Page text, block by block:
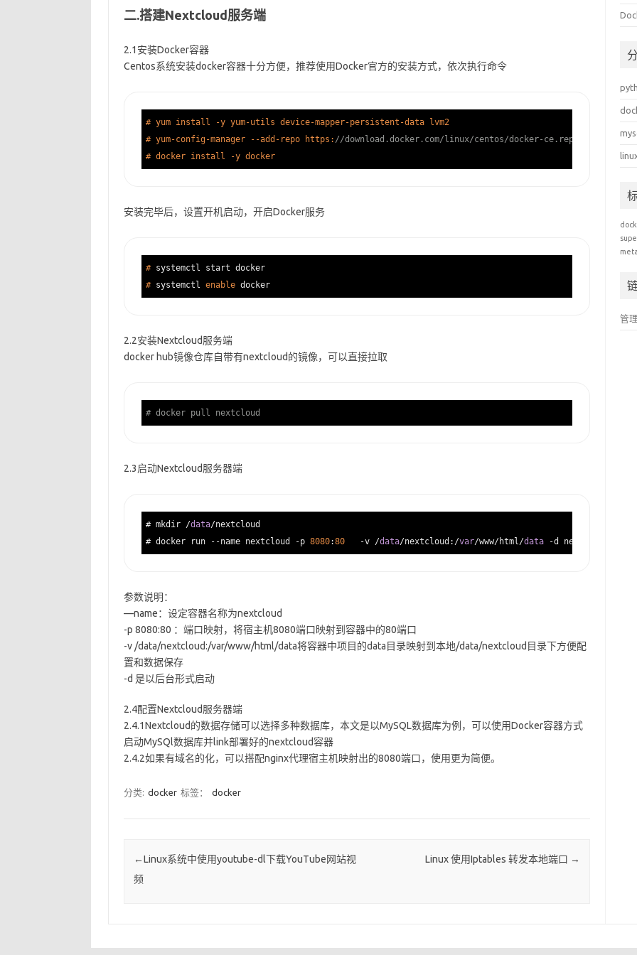
二.搭建Nextcloud服务端
2.1安装Docker容器
Centos系统安装docker容器十分方便，推荐使用Docker官方的安装方式，依次执行命令
# yum install -y yum-utils device-mapper-persistent-data lvm2
# yum-config-manager --add-repo https: //download.docker.com/linux/centos/docker-ce.repo
# docker install -y docker
安装完毕后，设置开机启动，开启Docker服务
# systemctl start docker
# systemctl enable docker
2.2安装Nextcloud服务端
docker hub镜像仓库自带有nextcloud的镜像，可以直接拉取
# docker pull nextcloud
2.3启动Nextcloud服务器端
# mkdir /data/nextcloud
# docker run --name nextcloud -p 8080:80
   -v /
data/nextcloud:/var/www/html/data
参数说明：
—name：设定容器名称为nextcloud
-p 8080:80 ：端口映射，将宿主机8080端口映射到容器中的80端口
-v /data/nextcloud:/var/www/html/data将容器中项目的data目录映射到本地/data/nextcloud目录下方便配
置和数据保存
-d 是以后台形式启动
2.4配置Nextcloud服务器端
2.4.1Nextcloud的数据存储可以选择多种数据库，本文是以MySQL数据库为例，可以使用Docker容器方式
启动MySQl数据库并link部署好的nextcloud容器
2.4.2如果有域名的化，可以搭配nginx代理宿主机映射出的8080端口，使用更为简便。
分类: docker 标签： docker
Post navigation
←Linux系统中使用youtube-dl下载YouTube网站视
频
Linux 使用Iptables 转发本地端口 →
管